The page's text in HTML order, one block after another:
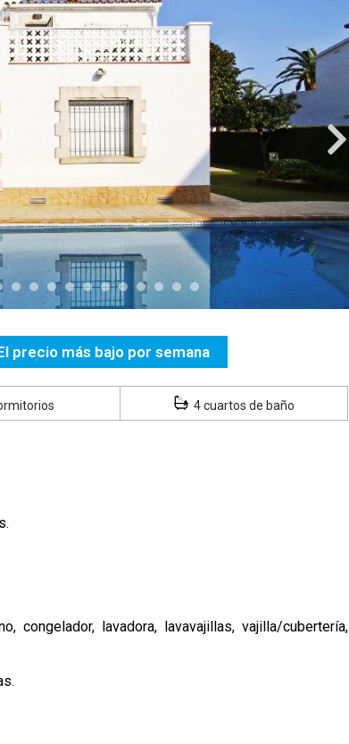
precio más bajo por semana
4 cuartos de baño
congelador, lavadora, lavavajillas, vajilla/cubertería,